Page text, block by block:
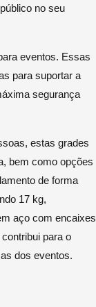
no seu
eventos. Essas
para suportar a
segurança
estas grades
bem como opções
de forma
17 kg,
aço com encaixes
para o
dos eventos.